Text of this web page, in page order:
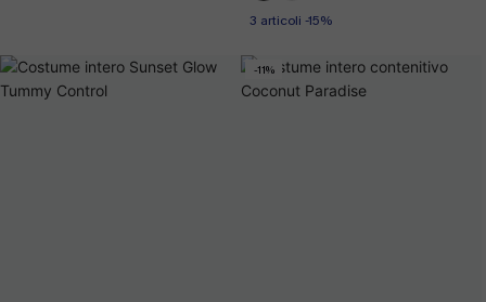
3 articoli -15%
-11%